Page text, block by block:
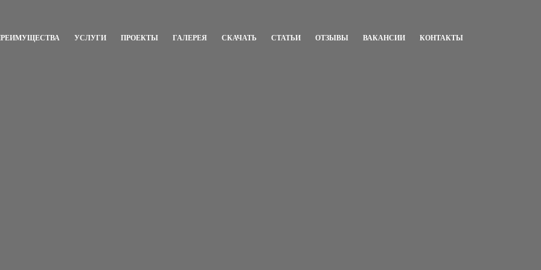
УСЛУГИ ПРОЕКТЫ ГАЛЕРЕЯ СКАЧАТЬ СТАТЬИ ОТЗЫВЫ ВАКАНСИИ КОНТАКТЫ